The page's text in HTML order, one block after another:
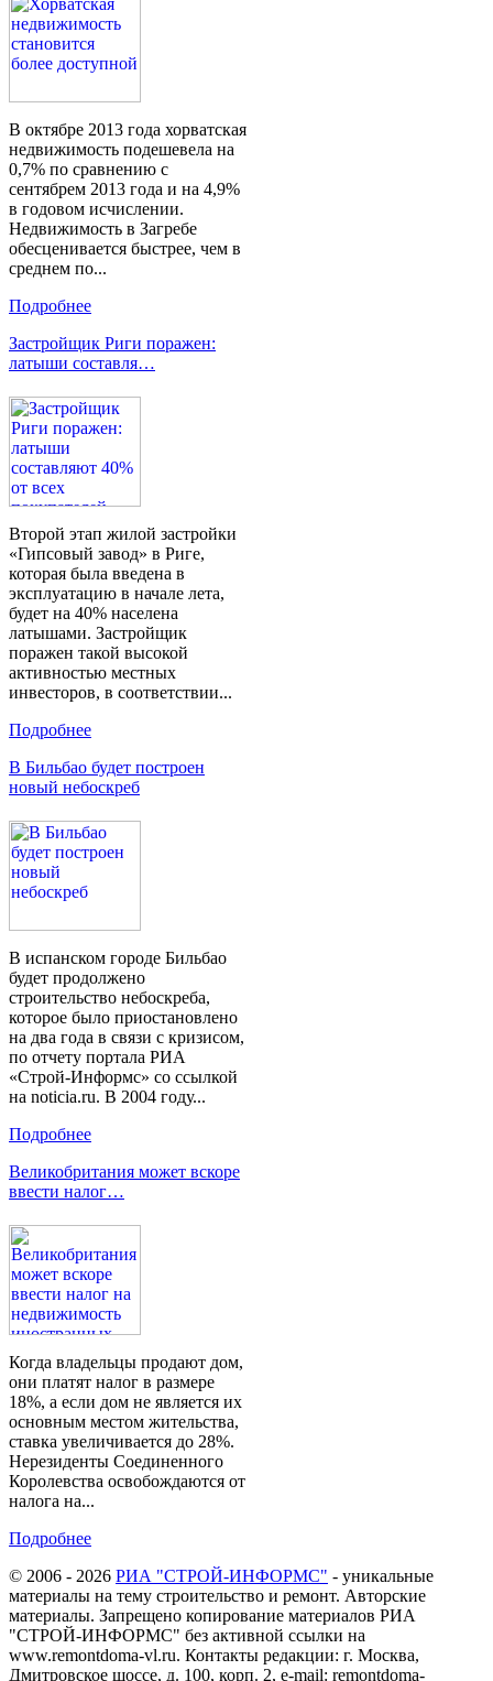
В октябре 2013 года хорватская
недвижимость подешевела на
0,7% по сравнению с
сентябрем 2013 года и на 4,9%
в годовом исчислении.
Недвижимость в Загребе
обесценивается быстрее, чем в
среднем по...
Подробнее
Застройщик Риги поражен:
латыши составля…
Второй этап жилой застройки
«Гипсовый завод» в Риге,
которая была введена в
эксплуатацию в начале лета,
будет на 40% населена
латышами. Застройщик
поражен такой высокой
активностью местных
инвесторов, в соответствии...
Подробнее
В Бильбао будет построен
новый небоскреб
В испанском городе Бильбао
будет продолжено
строительство небоскреба,
которое было приостановлено
на два года в связи с кризисом,
по отчету портала РИА
«Строй-Информс» со ссылкой
на noticia.ru. В 2004 году...
Подробнее
Великобритания может вскоре
ввести налог…
Когда владельцы продают дом,
они платят налог в размере
18%, а если дом не является их
основным местом жительства,
ставка увеличивается до 28%.
Нерезиденты Соединенного
Королевства освобождаются от
налога на...
Подробнее
© 2006 - 2026 РИА "СТРОЙ-ИНФОРМС" - уникальные
материалы на тему строительство и ремонт. Авторские
материалы. Запрещено копирование материалов РИА
"СТРОЙ-ИНФОРМС" без активной ссылки на
www.remontdoma-vl.ru. Контакты редакции: г. Москва,
Дмитровское шоссе, д. 100, корп. 2, e-mail: remontdoma-